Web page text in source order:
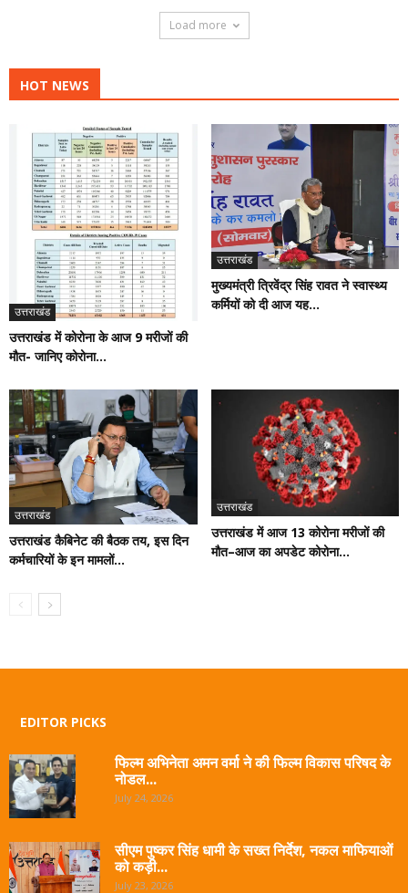
Load more
HOT NEWS
उत्तराखंड
उत्तराखंड में कोरोना के आज 9 मरीजों की
मौत- जानिए कोरोना...
उत्तराखंड
मुख्यमंत्री त्रिवेंद्र सिंह रावत ने स्वास्थ्य
कर्मियों को दी आज यह...
उत्तराखंड
उत्तराखंड कैबिनेट की बैठक तय, इस दिन
कर्मचारियों के इन मामलों...
उत्तराखंड
उत्तराखंड में आज 13 कोरोना मरीजों की
मौत–आज का अपडेट कोरोना...
EDITOR PICKS
फिल्म अभिनेता अमन वर्मा ने की फिल्म विकास परिषद के
नोडल...
July 24, 2026
सीएम पुष्कर सिंह धामी के सख्त निर्देश, नकल माफियाओं
को कड़ी...
July 23, 2026